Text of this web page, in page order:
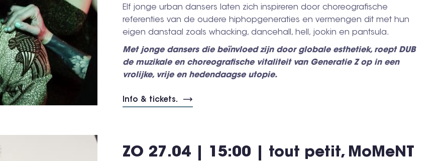
Elf jonge urban dansers laten zich inspireren door choreografische
referenties van de oudere hiphopgeneraties en vermengen dit met hun
eigen danstaal zoals whacking, dancehall, hell, jookin en pantsula.
Met jonge dansers die beïnvloed zijn door globale esthetiek, roept DUB
de muzikale en choreografische vitaliteit van Generatie Z op in een
vrolijke, vrije en hedendaagse utopie.
Info & tickets.
ZO 27.04 | 15:00 | tout petit, MoMeNT